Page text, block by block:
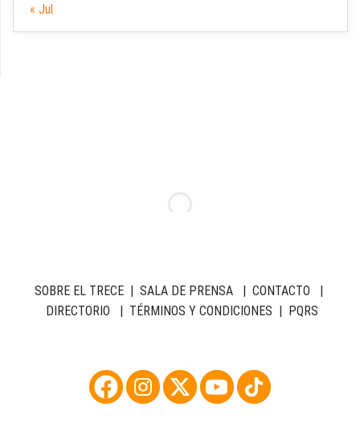
« Jul
SOBRE EL TRECE| SALA DE PRENSA| CONTACTO
DIRECTORIO
TÉRMINOS Y CONDICIONES PQRS